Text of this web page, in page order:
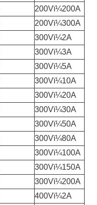
200Vï¼200A
200Vï¼300A
300Vï¼2A
300Vï¼3A
300Vï¼5A
300Vï¼10A
300Vï¼20A
300Vï¼30A
300Vï¼50A
300Vï¼80A
300Vï¼100A
300Vï¼150A
300Vï¼200A
400Vï¼2A